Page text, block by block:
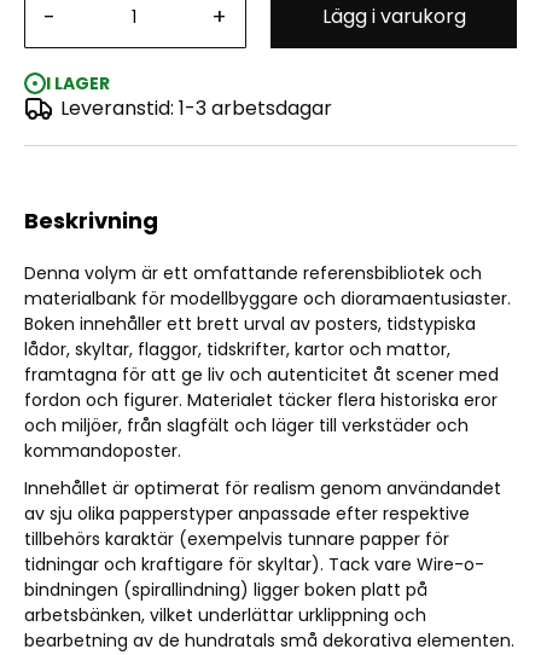
- + Lägg i varukorg
I LAGER
Leveranstid: 1-3 arbetsdagar
Beskrivning
Denna volym är ett omfattande referensbibliotek och
materialbank för modellbyggare och dioramaentusiaster.
Boken innehåller ett brett urval av posters, tidstypiska
lådor, skyltar, flaggor, tidskrifter, kartor och mattor,
framtagna för att ge liv och autenticitet åt scener med
fordon och figurer. Materialet täcker flera historiska eror
och miljöer, från slagfält och läger till verkstäder och
kommandoposter.
Innehållet är optimerat för realism genom användandet
av sju olika papperstyper anpassade efter respektive
tillbehörs karaktär (exempelvis tunnare papper för
tidningar och kraftigare för skyltar). Tack vare Wire-o-
bindningen (spirallindning) ligger boken platt på
arbetsbänken, vilket underlättar urklippning och
bearbetning av de hundratals små dekorativa elementen.